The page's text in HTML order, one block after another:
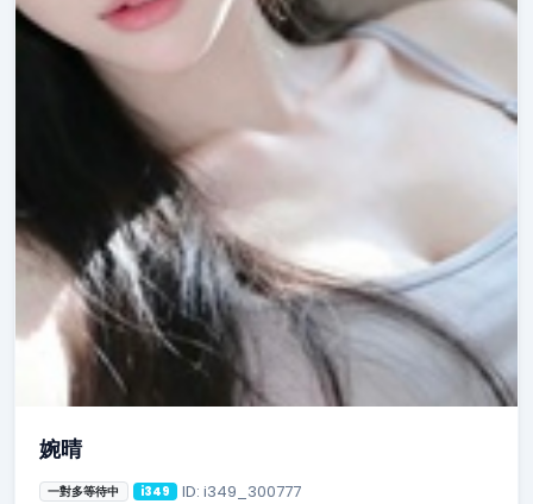
婉晴
一對多等待中 i349 ID: i349_300777